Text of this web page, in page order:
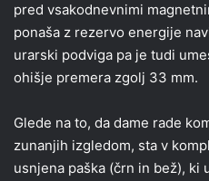
pred vsakodnevnimi
ponaša z rezervo energije
urarski podviga pa je tudi
ohišje premera zgolj 33 mm.
Glede na to, da dame rade
zunanjih izgledom, sta v
usnjena paška (črn in bež), ki